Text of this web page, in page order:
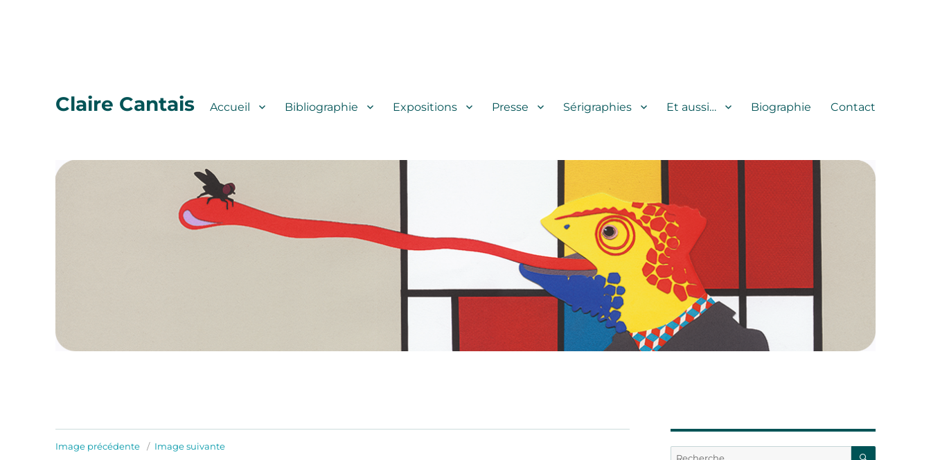
Claire Cantais Accueil Bibliographie Expositions Presse Sérigraphies Et aussi… Biographie Contact
Image précédente Image suivante
Recherche